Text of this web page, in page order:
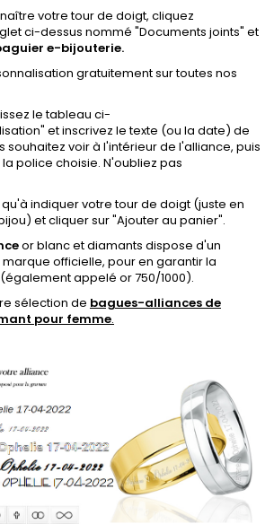
votre tour de doigt, cliquez
ci-dessus nommé "Documents joints" et
e-bijouterie.
gratuitement sur toutes nos
le tableau ci-
et inscrivez le texte (ou la date) de
souhaitez voir à l'intérieur de l'alliance, puis
police choisie. N'oubliez pas
indiquer votre tour de doigt (juste en
et cliquer sur "Ajouter au panier".
or blanc et diamants dispose d'un
officielle, pour en garantir la
(également appelé or 750/1000).
sélection de bagues-alliances de
pour femme.